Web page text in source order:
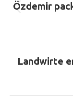
Özdemir
Landwirte